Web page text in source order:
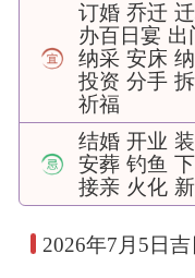
订婚 乔迁
办百日宴 出
纳采 安床
投资 分手
祈福
结婚 开业
安葬 钓鱼
接亲 火化
2026年7月5日